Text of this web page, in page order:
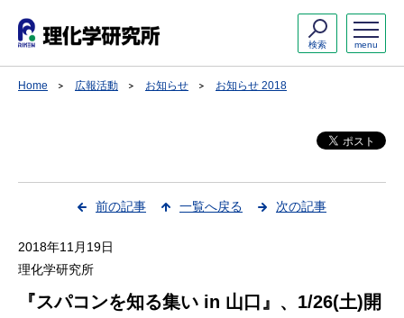
menu
検索
Home 広報活動 お知らせ お知らせ 2018
前の記事 一覧へ戻る 次の記事
2018年11月19日
理化学研究所
『スパコンを知る集い in 山口』、1/26(土)開